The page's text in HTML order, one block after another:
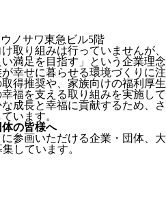
ノサワ東急ビル5階
取り組みは行っていませんが、
満足を目指す」という企業理念
幸せに暮らせる環境づくりに注
得推奨や、家族向けの福利厚生
福を支える取り組みを実施して
成長と幸福に貢献するため、さ
います。
の皆様へ
参画いただける企業・団体、大
しています。